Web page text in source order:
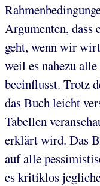
Argumenten, dass
geht, wenn wir
weil es nahezu
beeinflusst. Trotz
das Buch leicht
Tabellen
erklärt wird. Das
auf alle
es kritiklos